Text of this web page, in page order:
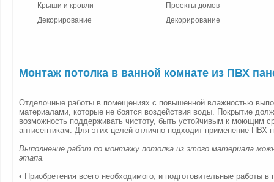
Крыши и кровли
Декорирование
Проекты домов
Декорирование
Монтаж потолка в ванной комнате из ПВХ
Отделочные работы в помещениях с повышенной влажностью
материалами, которые не боятся воздействия воды. Покрытие
возможность поддерживать чистоту, быть устойчивым к моющим
антисептикам. Для этих целей отлично подходит применение ПВХ
Выполнение работ по монтажу потолка из этого материала
этапа.
• Приобретения всего необходимого, и подготовительные работы